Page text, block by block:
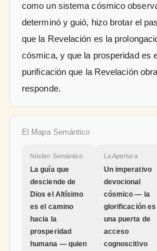
como un sistema cósmico
determinó y guió, hizo brotar el
que la Revelación es la
cósmica, y que la prosperidad es
purificación que la Revelación
responde.
El Mapa Semántico
Núcleo Semántico
La guía que
desciende de
Dios el Altísimo
es el camino
hacia la
prosperidad
humana — quien
La Apertura
Un imperativo
devocional
cósmico — la
glorificación es
una puerta de
acceso
cognoscitivo